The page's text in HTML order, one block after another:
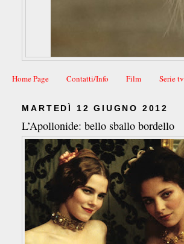
Home Page Contatti/Info Film Serie tv
MARTEDÌ 12 GIUGNO 2012
L’Apollonide: bello sballo bordello